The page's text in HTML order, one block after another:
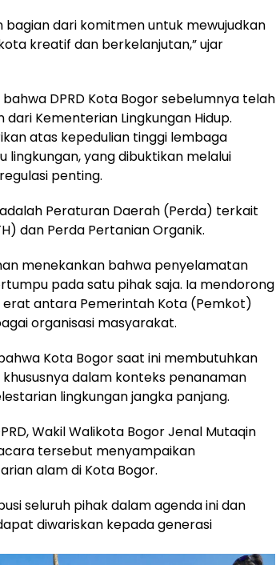
bagian dari komitmen untuk mewujudkan
kreatif dan berkelanjutan,” ujar
DPRD Kota Bogor sebelumnya telah
Kementerian Lingkungan Hidup.
atas kepedulian tinggi lembaga
lingkungan, yang dibuktikan melalui
penting.
Peraturan Daerah (Perda) terkait
dan Perda Pertanian Organik.
menekankan bahwa penyelamatan
pada satu pihak saja. Ia mendorong
antara Pemerintah Kota (Pemkot)
organisasi masyarakat.
Kota Bogor saat ini membutuhkan
dalam konteks penanaman
lingkungan jangka panjang.
Wakil Walikota Bogor Jenal Mutaqin
tersebut menyampaikan
alam di Kota Bogor.
seluruh pihak dalam agenda ini dan
diwariskan kepada generasi